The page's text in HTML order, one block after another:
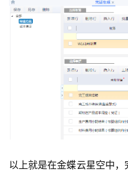
以上就是在金蝶云星空中，